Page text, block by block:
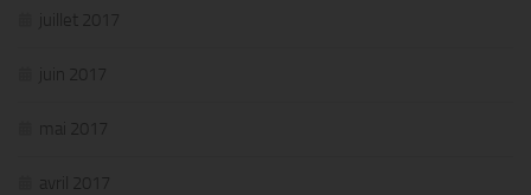
juillet 2017
juin 2017
mai 2017
avril 2017